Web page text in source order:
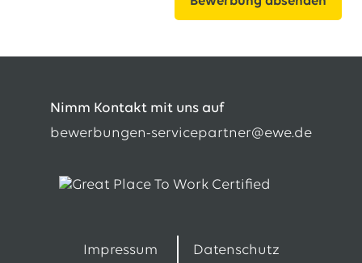
Nimm Kontakt mit uns auf
bewerbungen-servicepartner@ewe.de
Impressum Datenschutz